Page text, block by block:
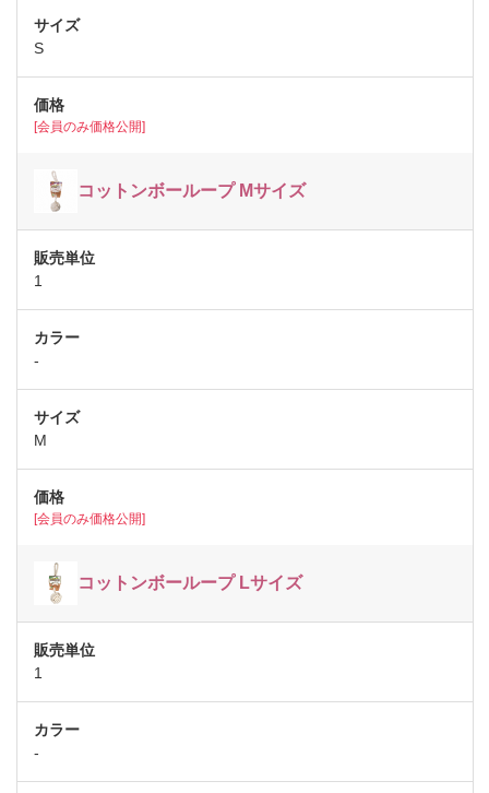
S
[会員のみ価格公開]
コットンボーループ Mサイズ
1
-
M
[会員のみ価格公開]
コットンボーループ Lサイズ
1
-